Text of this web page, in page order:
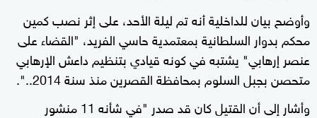
وأوضح بيان للداخلية أنه تم ليلة الأحد، على إثر نصب كمين
محكم بدوار السلطانية بمعتمدية حاسي الفريد، "القضاء على
عنصر إرهابي" يشتبه في كونه قيادي بتنظيم داعش الإرهابي
متحصن بجبل السلوم بمحافظة القصرين منذ سنة 2014..".
وأشار إلى أن القتيل كان قد صدر "في شأنه 11 منشور